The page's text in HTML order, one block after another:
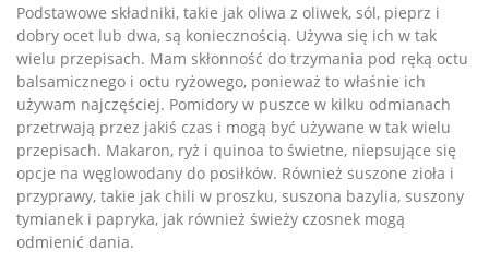
Podstawowe składniki, takie jak oliwa z oliwek, sól, pieprz i
dobry ocet lub dwa, są koniecznością. Używa się ich w tak
wielu przepisach. Mam skłonność do trzymania pod ręką octu
balsamicznego i octu ryżowego, ponieważ to właśnie ich
używam najczęściej. Pomidory w puszce w kilku odmianach
przetrwają przez jakiś czas i mogą być używane w tak wielu
przepisach. Makaron, ryż i quinoa to świetne, niepsujące się
opcje na węglowodany do posiłków. Również suszone zioła i
przyprawy, takie jak chili w proszku, suszona bazylia, suszony
tymianek i papryka, jak również świeży czosnek mogą
odmienić dania.